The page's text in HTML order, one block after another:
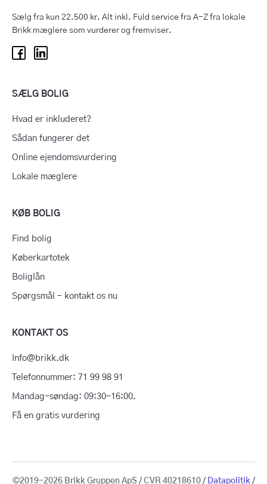
Sælg fra kun 22.500 kr. Alt inkl. Fuld service fra A-Z fra lokale
Brikk mæglere som vurderer og fremviser.
SÆLG BOLIG
Hvad er inkluderet?
Sådan fungerer det
Online ejendomsvurdering
Lokale mæglere
KØB BOLIG
Find bolig
Køberkartotek
Boliglån
Spørgsmål – kontakt os nu
KONTAKT OS
Info@brikk.dk
Telefonnummer: 71 99 98 91
Mandag-søndag: 09:30-16:00.
Få en gratis vurdering
©2019-2026 Brikk Gruppen ApS / CVR 40218610 / Datapolitik/